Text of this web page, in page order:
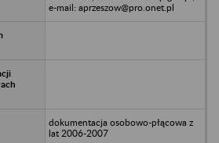
e-mail: aprzeszow@pro.onet.pl
dokumentacja osobowo-płącowa z
lat 2006-2007